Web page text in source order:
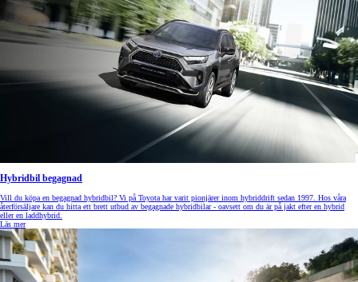
Hybridbil begagnad
Vill du köpa en begagnad hybridbil? Vi på Toyota har varit pionjärer inom hybriddrift sedan 1997. Hos våra
återförsäljare kan du hitta ett brett utbud av begagnade hybridbilar - oavsett om du är på jakt efter en hybrid
eller en laddhybrid.
Läs mer